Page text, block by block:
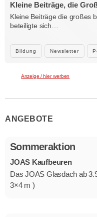
Bildung Newsletter
Kleine Beiträge, die
Kleine Beiträge die großes
beteiligte sich…
Anzeige / hier werben
ANGEBOTE
Sommeraktion
JOAS Kaufbeuren
Das JOAS Glasdach ab
3×4 m )